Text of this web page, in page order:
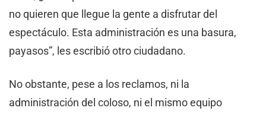
no quieren que llegue la gente a disfrutar del
espectáculo. Esta administración es una basura,
payasos”, les escribió otro ciudadano.
No obstante, pese a los reclamos, ni la
administración del coloso, ni el mismo equipo